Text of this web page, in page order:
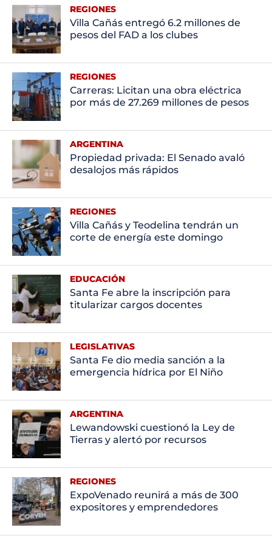
REGIONES
Villa Cañás entregó 6.2 millones de
pesos del FAD a los clubes
REGIONES
Carreras: Licitan una obra eléctrica
por más de 27.269 millones de pesos
ARGENTINA
Propiedad privada: El Senado avaló
desalojos más rápidos
REGIONES
Villa Cañás y Teodelina tendrán un
corte de energía este domingo
EDUCACIÓN
Santa Fe abre la inscripción para
titularizar cargos docentes
LEGISLATIVAS
Santa Fe dio media sanción a la
emergencia hídrica por El Niño
ARGENTINA
Lewandowski cuestionó la Ley de
Tierras y alertó por recursos
REGIONES
ExpoVenado reunirá a más de 300
expositores y emprendedores